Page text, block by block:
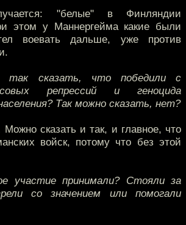
"белые" в Финляндии
этом у Маннергейма какие были
воевать дальше, уже против
сказать, что победили с
репрессий и геноцида
Так можно сказать, нет?
Можно сказать и так, и главное, что
войск, потому что без этой
участие принимали? Стояли за
со значением или помогали